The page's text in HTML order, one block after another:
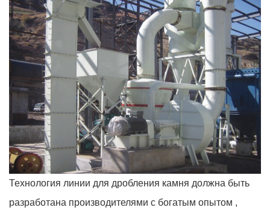
Технология линии для дробления камня должна быть
разработана производителями с богатым опытом ,